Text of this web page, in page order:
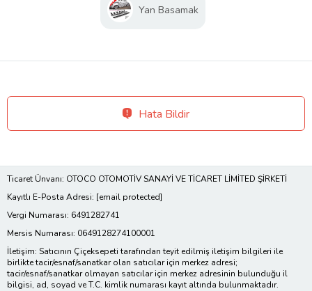
Yan Basamak
Hata Bildir
Ticaret Ünvanı: OTOCO OTOMOTİV SANAYİ VE TİCARET LİMİTED ŞİRKETİ
Kayıtlı E-Posta Adresi: [email protected]
Vergi Numarası: 6491282741
Mersis Numarası: 0649128274100001
İletişim: Satıcının Çiçeksepeti tarafından teyit edilmiş iletişim bilgileri ile
birlikte tacir/esnaf/sanatkar olan satıcılar için merkez adresi;
tacir/esnaf/sanatkar olmayan satıcılar için merkez adresinin bulunduğu il
bilgisi, ad, soyad ve T.C. kimlik numarası kayıt altında bulunmaktadır.